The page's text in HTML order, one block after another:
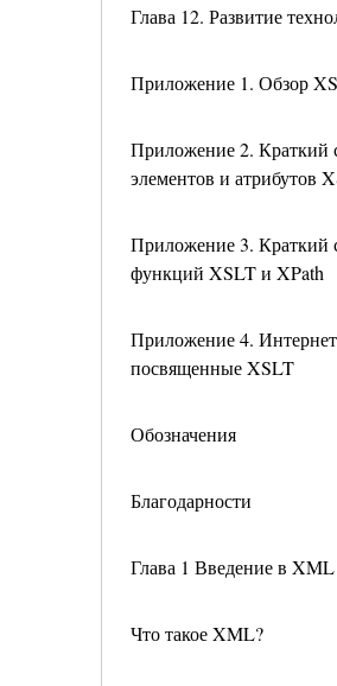
Глава 12. Развитие
Приложение 1. Обзор
Приложение 2. Краткий
элементов и атрибутов
Приложение 3. Краткий
функций XSLT и XPath
Приложение 4.
посвященные XSLT
Обозначения
Благодарности
Глава 1 Введение в XML
Что такое XML?